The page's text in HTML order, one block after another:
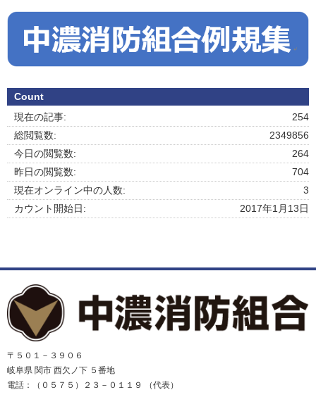
Count
254
現在の記事:
2349856
総閲覧数:
264
今日の閲覧数:
704
昨日の閲覧数:
3
現在オンライン中の人数:
2017年1月13日
カウント開始日:
〒５０１－３９０６
岐阜県 関市 西欠ノ下 ５番地
電話：（０５７５）２３－０１１９ （代表）